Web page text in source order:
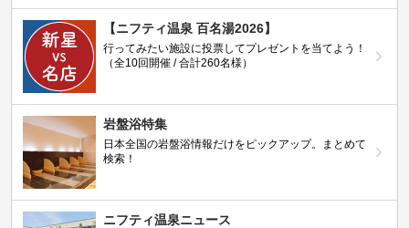
【ニフティ温泉 百名湯2026】
行ってみたい施設に投票してプレゼントを当てよう！
（全10回開催 / 合計260名様）
岩盤浴特集
日本全国の岩盤浴情報だけをピックアップ。まとめて
検索！
ニフティ温泉ニュース